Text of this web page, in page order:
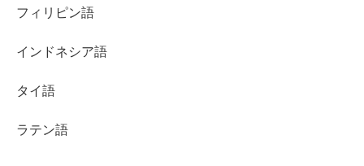
フィリピン語
インドネシア語
タイ語
ラテン語